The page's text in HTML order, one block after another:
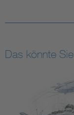
Das könnte